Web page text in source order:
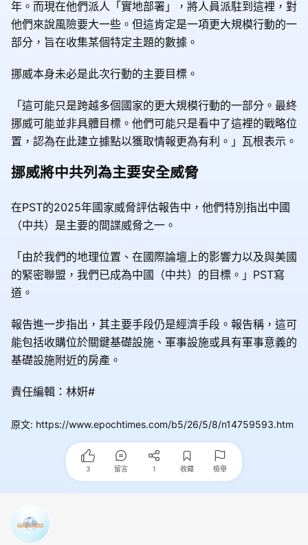
年。而現在他們派人「實地部署」，將人員派駐到這裡，對
他們來說風險要大一些。但這肯定是一項更大規模行動的一
部分，旨在收集某個特定主題的數據。
挪威本身未必是此次行動的主要目標。
「這可能只是跨越多個國家的更大規模行動的一部分。最終
挪威可能並非具體目標。他們可能只是看中了這裡的戰略位
置，認為在此建立據點以獲取情報更為有利。」瓦根表示。
挪威將中共列為主要安全威脅
在PST的2025年國家威脅評估報告中，他們特別指出中國
（中共）是主要的間諜威脅之一。
「由於我們的地理位置、在國際論壇上的影響力以及與美國
的緊密聯盟，我們已成為中國（中共）的目標。」PST寫
道。
報告進一步指出，其主要手段仍是經濟手段。報告稱，這可
能包括收購位於關鍵基礎設施、軍事設施或具有軍事意義的
基礎設施附近的房產。
責任編輯：林姸#
原文: https://www.epochtimes.com/b5/26/5/8/n14759593.htm
3 留言 1 收藏 檢舉